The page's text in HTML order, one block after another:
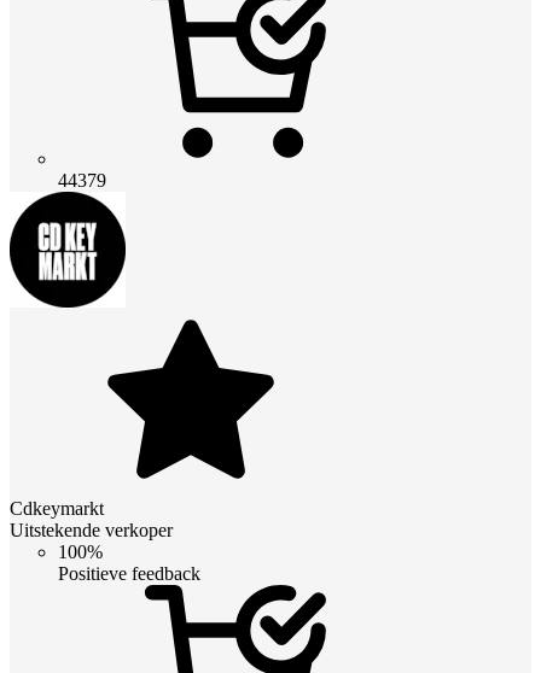
44379
Cdkeymarkt
Uitstekende verkoper
100%
Positieve feedback